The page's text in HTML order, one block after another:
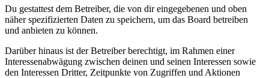
Du gestattest dem Betreiber, die von dir eingegebenen und oben
näher spezifizierten Daten zu speichern, um das Board betreiben
und anbieten zu können.
Darüber hinaus ist der Betreiber berechtigt, im Rahmen einer
Interessenabwägung zwischen deinen und seinen Interessen sowie
den Interessen Dritter, Zeitpunkte von Zugriffen und Aktionen